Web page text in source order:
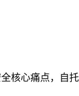
核心痛点，自